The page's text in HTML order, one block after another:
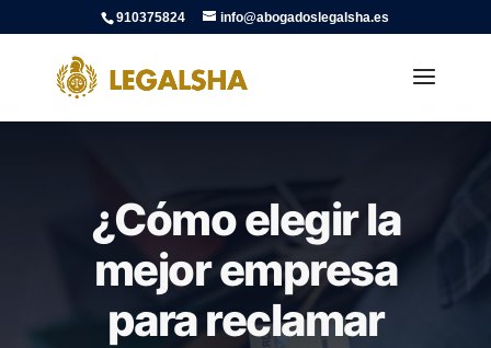
910375824 info@abogadoslegalsha.es
¿Cómo elegir la
mejor empresa
para reclamar